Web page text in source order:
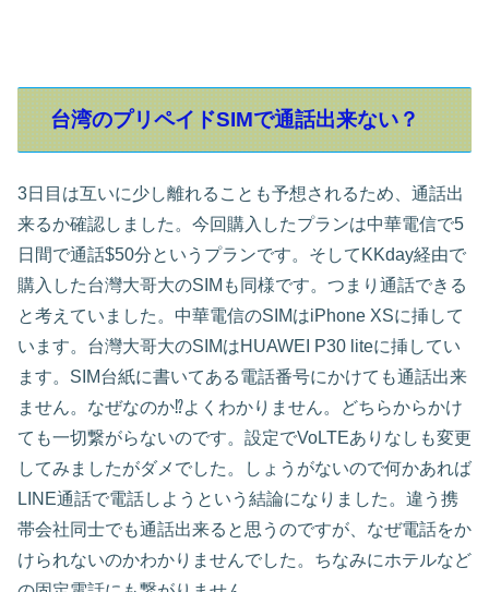
台湾のプリペイドSIMで通話出来ない？
3日目は互いに少し離れることも予想されるため、通話出
来るか確認しました。今回購入したプランは中華電信で5
日間で通話$50分というプランです。そしてKKday経由で
購入した台灣大哥大のSIMも同様です。つまり通話できる
と考えていました。中華電信のSIMはiPhone XSに挿して
います。台灣大哥大のSIMはHUAWEI P30 liteに挿してい
ます。SIM台紙に書いてある電話番号にかけても通話出来
ません。なぜなのか⁉️よくわかりません。どちらからかけ
ても一切繋がらないのです。設定でVoLTEありなしも変更
してみましたがダメでした。しょうがないので何かあれば
LINE通話で電話しようという結論になりました。違う携
帯会社同士でも通話出来ると思うのですが、なぜ電話をか
けられないのかわかりませんでした。ちなみにホテルなど